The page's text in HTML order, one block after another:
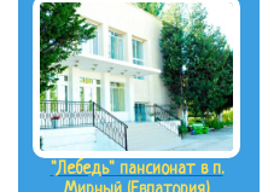
"Лебедь" пансионат в п.